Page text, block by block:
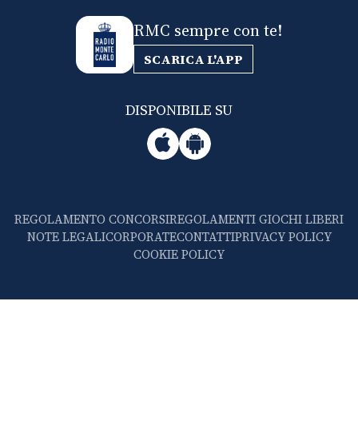
RMC sempre con te!
SCARICA L'APP
DISPONIBILE SU
REGOLAMENTO CONCORSIREGOLAMENTI GIOCHI LIBERI
NOTE LEGALICORPORATECONTATTIPRIVACY POLICY
COOKIE POLICY